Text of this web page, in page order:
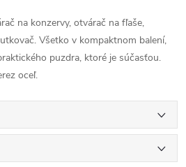
na konzervy, otvárač na fľaše,
Všetko v kompaktnom balení,
puzdra, ktoré je súčasťou.
oceľ.